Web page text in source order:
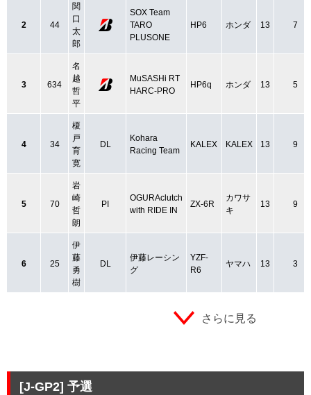
2 44
関
口
太
郎
SOX Team
TARO
PLUSONE
HP6 ホンダ 13 7
3 634
名
越
哲
平
MuSASHi RT
HARC-PRO
HP6q ホンダ 13 5
4 34
榎
戸
育
寛
DL
Kohara
Racing Team
KALEX KALEX 13 9
5 70
岩
崎
哲
朗
PI
OGURAclutch
with RIDE IN
ZX-6R
カワサ
キ
13 9
6 25
伊
藤
勇
樹
DL
伊藤レーシン
グ
YZF-
R6
ヤマハ 13 3
さらに見る
[J-GP2] 予選